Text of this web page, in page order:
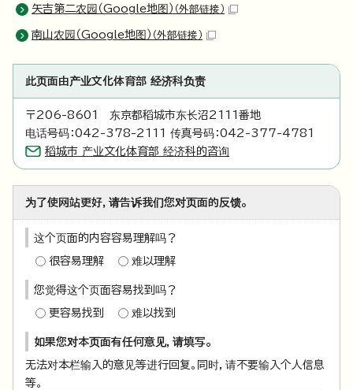
矢吉第二农园（Google地图） （外部链接）
南山农园（Google地图） （外部链接）
此页面由产业文化体育部 经济科负责
〒206-8601 东京都稻城市东长沼2111番地
电话号码：042-378-2111 传真号码：042-377-4781
稻城市 产业文化体育部 经济科的咨询
为了使网站更好，请告诉我们您对页面的反馈。
这个页面的内容容易理解吗？
很容易理解 难以理解
您觉得这个页面容易找到吗？
更容易找到 难以找到
如果您对本页面有任何意见，请填写。
无法对本栏输入的意见等进行回复。同时，请不要输入个人信息
等。